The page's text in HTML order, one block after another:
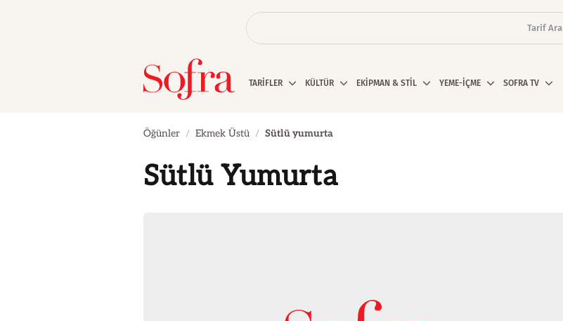
Tarif Ara
TARİFLER KÜLTÜR EKİPMAN & STİL YEME-İÇME SOFRA TV
Öğünler Ekmek Üstü Sütlü yumurta
Sütlü Yumurta